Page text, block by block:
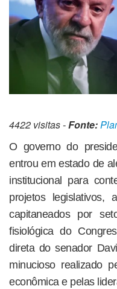
4422 visitas -Fonte:
O governo do
entrou em estado de
institucional para
projetos legislativos,
capitaneados por
fisiológica do
direta do senador
minucioso realizado
econômica e pelas